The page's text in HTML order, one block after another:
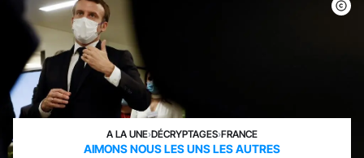
A LA UNE›DÉCRYPTAGES›FRANCE
AIMONS NOUS LES UNS LES AUTRES